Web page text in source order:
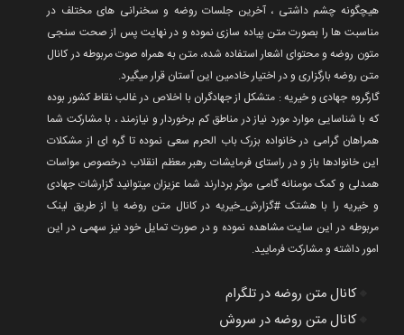
هیچگونه چشم داشتی ، آخرین جلسات روضه و سخنرانی های مختلف در
مناسبت ها را بصورت متن پیاده سازی نموده و در نهایت پس از صحت سنجی
متون روضه و محتوای اشعار استفاده شده، متن به همراه صوت مربوطه در کانال
متن روضه بارگزاری و در اختیار خادمین این آستان قرار میگیرد.
گارگروه جهادی و خیریه : متشکل از جهادگران با اخلاص در غالب نقاط کشور بوده
که با شناسایی موارد مورد نیاز در مناطق کم برخوردار و نیازمند ، با مشارکت شما
همراهان گرامی در خانواده بزرک باب الحرم سعی نموده تا گره ای از مشکلات
این خانوادها باز و در راستای فرمایشات رهبر معظم انقلاب درخصوص مواسات
همدلی و کمک مومنانه گامی موثر بردارند شما عزیزان میتوانید گزارشات جهادی
و خیریه را با هشتک #گزارش_خیریه در کانال متن روضه یا از طریق لینک
مربوطه در این سایت مشاهده نموده و در صورت تمایل خود نیز سهمی در این
امور داشته و مشارکت فرمایید.
🔸کانال متن روضه در تلگرام
🔸کانال متن روضه در سروش